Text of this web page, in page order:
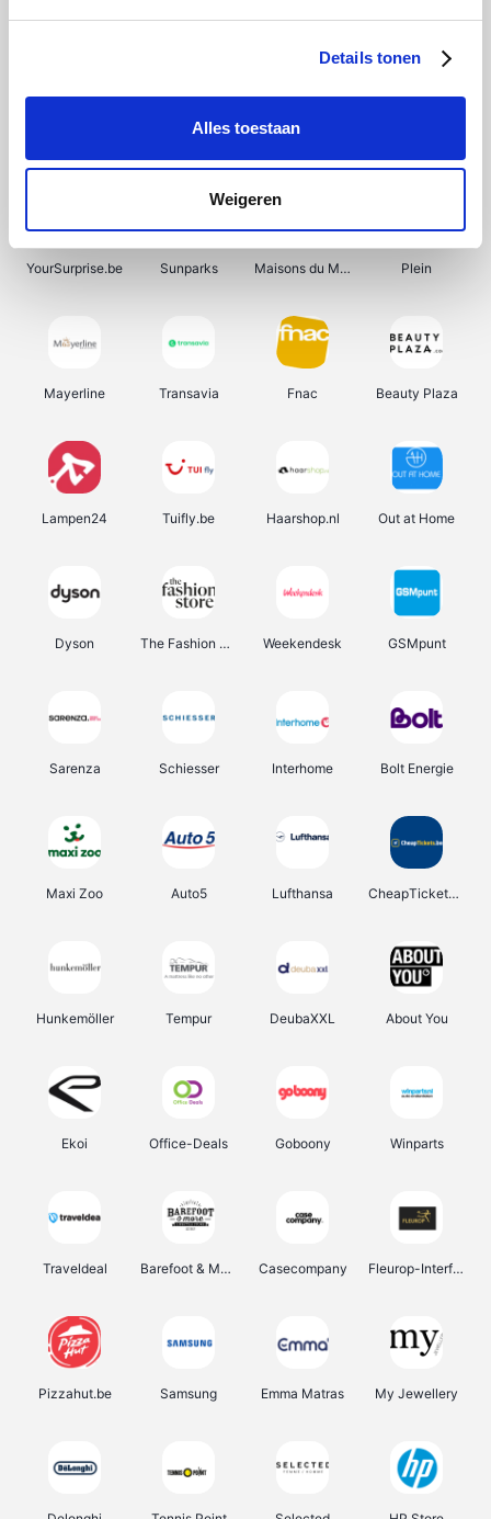
Details tonen
Alles toestaan
Weigeren
Shein Bergfreunde Pazzox Smartwatchbanden
YourSurprise.be Sunparks Maisons du Monde Plein
Mayerline Transavia Fnac Beauty Plaza
Lampen24 Tuifly.be Haarshop.nl Out at Home
Dyson The Fashion Store Weekendesk GSMpunt
Sarenza Schiesser Interhome Bolt Energie
Maxi Zoo Auto5 Lufthansa CheapTickets.be
Hunkemöller Tempur DeubaXXL About You
Ekoi Office-Deals Goboony Winparts
Traveldeal Barefoot & More Casecompany Fleurop-Interflora
Pizzahut.be Samsung Emma Matras My Jewellery